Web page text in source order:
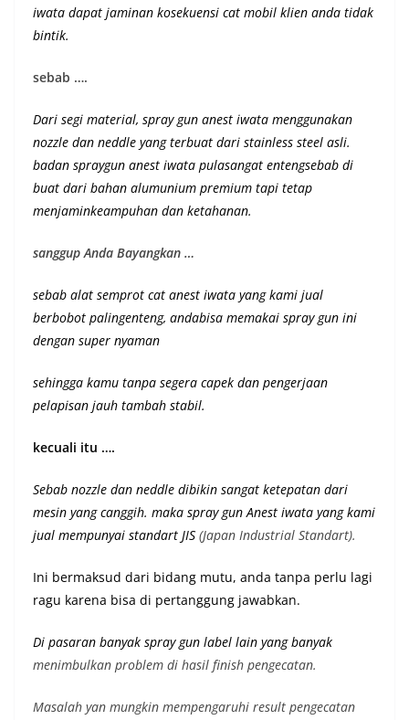
iwata dapat jaminan kosekuensi cat mobil klien anda tidak
bintik.
sebab ….
Dari segi material, spray gun anest iwata menggunakan
nozzle dan neddle yang terbuat dari stainless steel asli.
badan spraygun anest iwata pulasangat entengsebab di
buat dari bahan alumunium premium tapi tetap
menjaminkeampuhan dan ketahanan.
sanggup Anda Bayangkan …
sebab alat semprot cat anest iwata yang kami jual
berbobot palingenteng, andabisa memakai spray gun ini
dengan super nyaman
sehingga kamu tanpa segera capek dan pengerjaan
pelapisan jauh tambah stabil.
kecuali itu ….
Sebab nozzle dan neddle dibikin sangat ketepatan dari
mesin yang canggih. maka spray gun Anest iwata yang kami
jual mempunyai standart JIS (Japan Industrial Standart).
Ini bermaksud dari bidang mutu, anda tanpa perlu lagi
ragu karena bisa di pertanggung jawabkan.
Di pasaran banyak spray gun label lain yang banyak
menimbulkan problem di hasil finish pengecatan.
Masalah yan mungkin mempengaruhi result pengecatan